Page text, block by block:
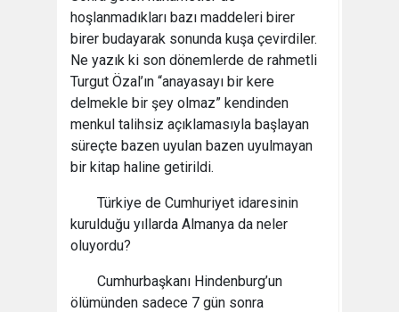
hoşlanmadıkları bazı maddeleri birer
birer budayarak sonunda kuşa çevirdiler.
Ne yazık ki son dönemlerde de rahmetli
Turgut Özal’ın “anayasayı bir kere
delmekle bir şey olmaz” kendinden
menkul talihsiz açıklamasıyla başlayan
süreçte bazen uyulan bazen uyulmayan
bir kitap haline getirildi.
Türkiye de Cumhuriyet idaresinin
kurulduğu yıllarda Almanya da neler
oluyordu?
Cumhurbaşkanı Hindenburg’un
ölümünden sadece 7 gün sonra